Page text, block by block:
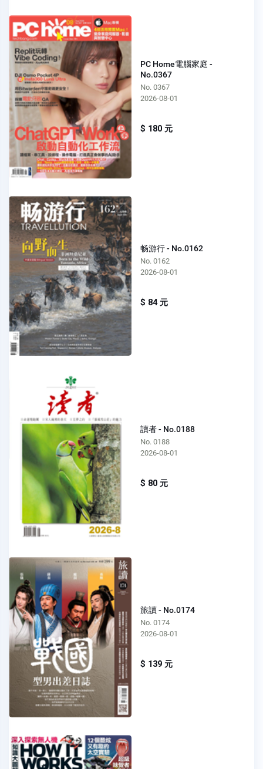
PC Home電腦家庭 -
No.0367
No. 0367
2026-08-01
$ 180 元
畅游行 - No.0162
No. 0162
2026-08-01
$ 84 元
讀者 - No.0188
No. 0188
2026-08-01
$ 80 元
旅讀 - No.0174
No. 0174
2026-08-01
$ 139 元